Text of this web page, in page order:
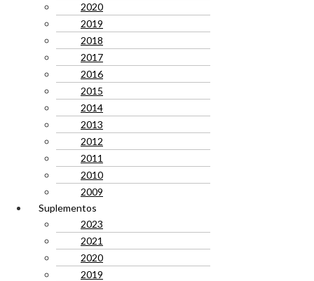
2020
2019
2018
2017
2016
2015
2014
2013
2012
2011
2010
2009
Suplementos
2023
2021
2020
2019